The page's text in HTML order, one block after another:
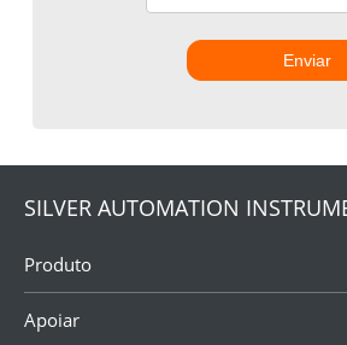
Enviar
SILVER AUTOMATION
Produto
Apoiar